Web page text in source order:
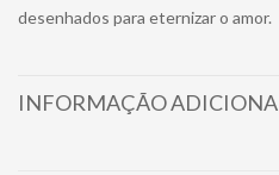
desenhados para eternizar o amor.
INFORMAÇÃO